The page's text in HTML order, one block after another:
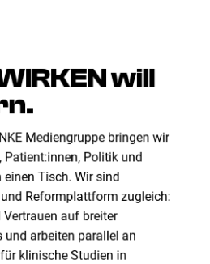
will
Mediengruppe bringen wir
Patient:innen, Politik und
Tisch. Wir sind
Reformplattform zugleich:
auf breiter
arbeiten parallel an
klinische Studien in